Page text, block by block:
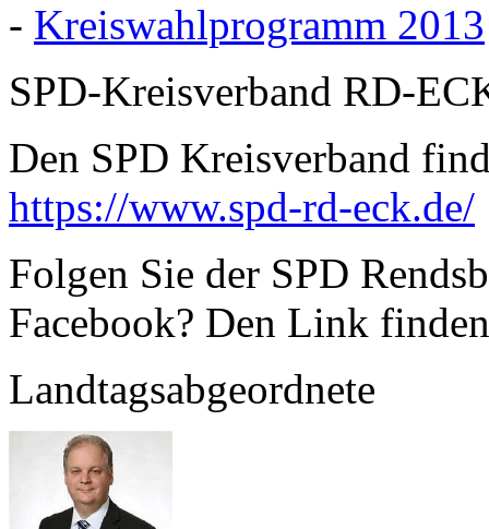
- Kreiswahlprogramm 2013
SPD-Kreisverband RD-
Den SPD Kreisverband
https://www.spd-rd-eck.de/
Folgen Sie der SPD
Facebook? Den Link
Landtagsabgeordnete